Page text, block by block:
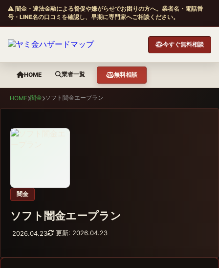
闇金・違法金融による督促や嫌がらせでお困りの方へ。業者名・電話番
号・LINE名の口コミを確認し、早期に専門家へご相談ください。
今すぐ無料相談
HOME 業者一覧 無料相談
HOME 闇金 ソフト闇金エープラン
闇金
ソフト闇金エープラン
2026.04.23 更新: 2026.04.23